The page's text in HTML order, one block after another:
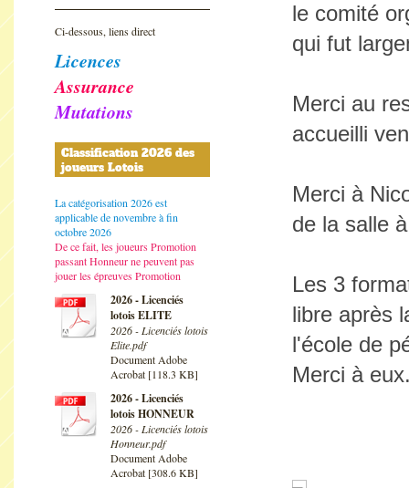
Ci-dessous, liens direct
Licences
Assurance
Mutations
Classification 2026 des
joueurs Lotois
La catégorisation 2026 est
applicable de novembre à fin
octobre 2026
De ce fait, les joueurs Promotion
passant Honneur ne peuvent pas
jouer les épreuves Promotion
2026 - Licenciés
lotois ELITE
2026 - Licenciés lotois
Elite.pdf
Document Adobe
Acrobat [118.3 KB]
2026 - Licenciés
lotois HONNEUR
2026 - Licenciés lotois
Honneur.pdf
Document Adobe
Acrobat [308.6 KB]
le comité
qui fut
Merci au
accueilli
Merci à
de la salle
Les 3
libre après
l'école de
Merci à